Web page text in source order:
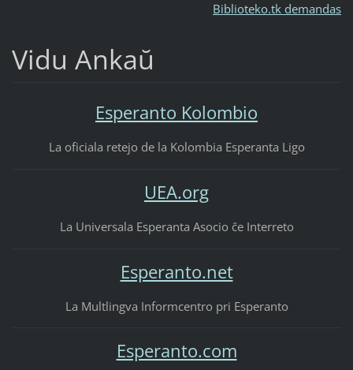
Biblioteko.tk demandas
Vidu Ankaŭ
Esperanto Kolombio
La oficiala retejo de la Kolombia Esperanta Ligo
UEA.org
La Universala Esperanta Asocio ĉe Interreto
Esperanto.net
La Multlingva Informcentro pri Esperanto
Esperanto.com